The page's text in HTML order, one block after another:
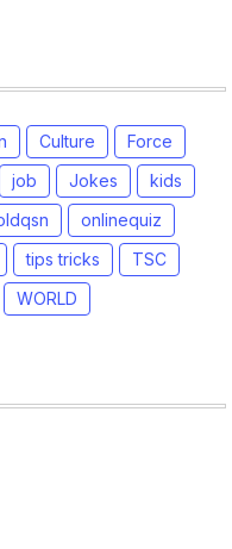
Culture
Force
job Jokes
kids
onlinequiz
tips tricks
TSC
WORLD